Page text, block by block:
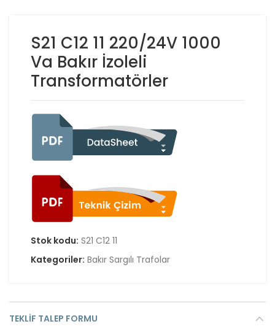
S21 C12 11 220/24V 1000
Va Bakır İzoleli
Transformatörler
Stok kodu: S21 C12 11
Kategoriler: Bakır Sargılı Trafolar
TEKLIF TALEP FORMU